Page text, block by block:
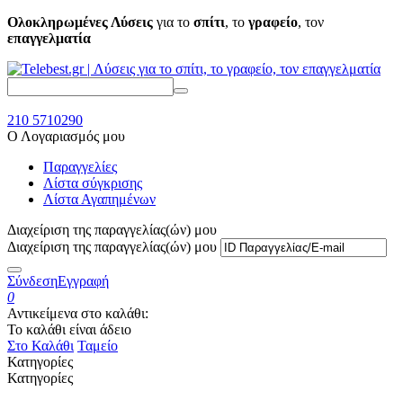
Ολοκληρωμένες Λύσεις για το σπίτι, το γραφείο, τον
επαγγελματία
210 5710290
Ο Λογαριασμός μου
Παραγγελίες
Λίστα σύγκρισης
Λίστα Αγαπημένων
Διαχείριση της παραγγελίας(ών) μου
Διαχείριση της παραγγελίας(ών) μου
ΣύνδεσηΕγγραφή
0
Αντικείμενα στο καλάθι:
Το καλάθι είναι άδειο
Στο Καλάθι Ταμείο
Κατηγορίες
Κατηγορίες